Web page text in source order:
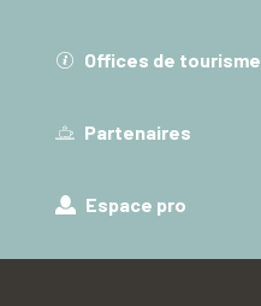
Offices de tourisme
Partenaires
Espace pro